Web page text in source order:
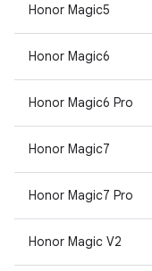
Honor Magic5
Honor Magic6
Honor Magic6 Pro
Honor Magic7
Honor Magic7 Pro
Honor Magic V2